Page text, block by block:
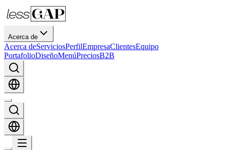
Acerca de
Acerca deServiciosPerfilEmpresaClientesEquipo
PortafolioDiseñoMenúPreciosB2B